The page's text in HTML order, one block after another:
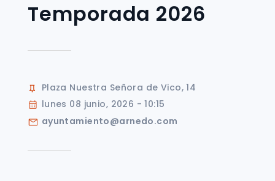
Temporada 2026
Plaza Nuestra Señora de Vico, 14
lunes 08 junio, 2026 - 10:15
ayuntamiento@arnedo.com